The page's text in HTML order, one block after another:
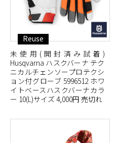
Reuse
未使用(開封済み試着)
Husqvarna ハスクバーナ テク
ニカルチェンソープロテクシ
ョン付グローブ 5996512 ホワ
イトベースハスクバーナカラ
ー 10(L)サイズ 4,000円 売切れ